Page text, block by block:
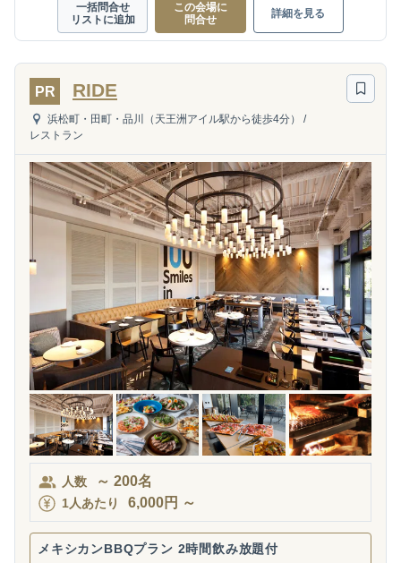
一括問合せ
リストに追加
この会場に
問合せ
詳細を見る
PR RIDE
浜松町・田町・品川（天王洲アイル駅から徒歩4分）
/
レストラン
人数 ～ 200名
1人あたり 6,000円 ～
メキシカンBBQプラン 2時間飲み放題付